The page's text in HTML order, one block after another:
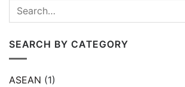
SEARCH BY CATEGORY
ASEAN (1)